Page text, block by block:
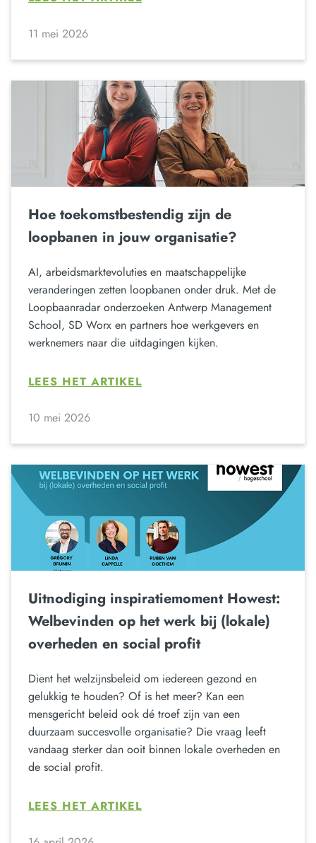
11 mei 2026
Hoe toekomstbestendig zijn de
loopbanen in jouw organisatie?
AI, arbeidsmarktevoluties en maatschappelijke
veranderingen zetten loopbanen onder druk. Met de
Loopbaanradar onderzoeken Antwerp Management
School, SD Worx en partners hoe werkgevers en
werknemers naar die uitdagingen kijken.
LEES HET ARTIKEL
10 mei 2026
Uitnodiging inspiratiemoment Howest:
Welbevinden op het werk bij (lokale)
overheden en social profit
Dient het welzijnsbeleid om iedereen gezond en
gelukkig te houden? Of is het meer? Kan een
mensgericht beleid ook dé troef zijn van een
duurzaam succesvolle organisatie? Die vraag leeft
vandaag sterker dan ooit binnen lokale overheden en
de social profit.
LEES HET ARTIKEL